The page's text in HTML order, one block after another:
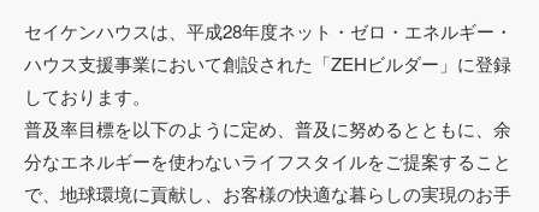
セイケンハウスは、平成28年度ネット・ゼロ・エネルギー・
ハウス支援事業において創設された「ZEHビルダー」に登録
しております。
普及率目標を以下のように定め、普及に努めるとともに、余
分なエネルギーを使わないライフスタイルをご提案すること
で、地球環境に貢献し、お客様の快適な暮らしの実現のお手